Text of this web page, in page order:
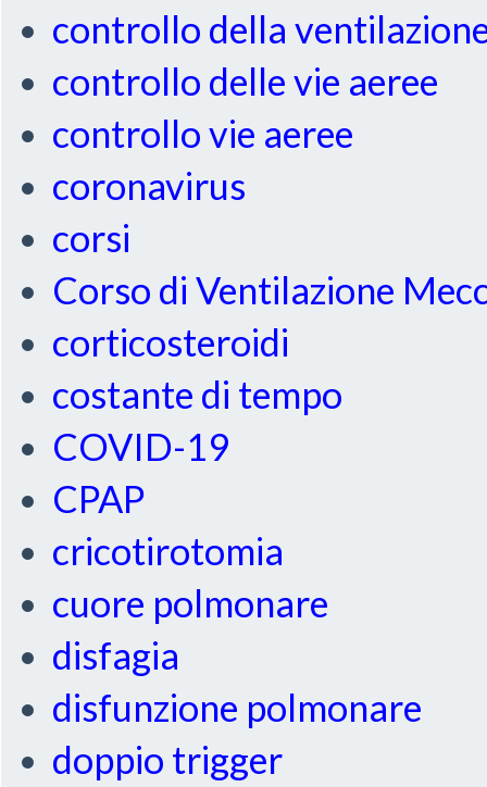
controllo della
controllo delle vie aeree
controllo vie aeree
coronavirus
corsi
Corso di Ventilazione
corticosteroidi
costante di tempo
COVID-19
CPAP
cricotirotomia
cuore polmonare
disfagia
disfunzione polmonare
doppio trigger